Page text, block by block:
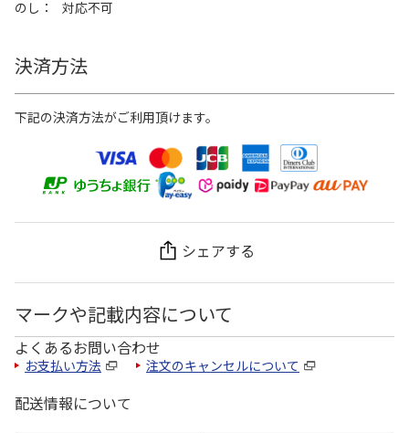
のし
対応不可
決済方法
下記の決済方法がご利用頂けます。
シェアする
マークや記載内容について
よくあるお問い合わせ
お支払い方法 注文のキャンセルについて
配送情報について